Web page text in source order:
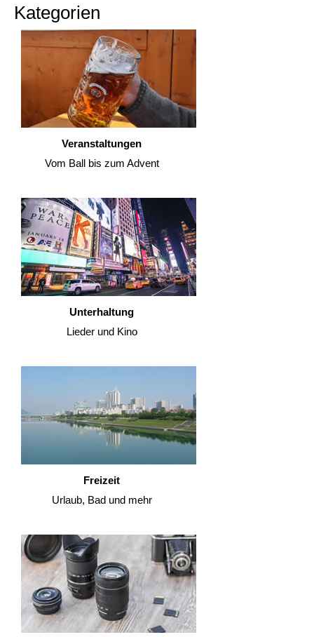
Kategorien
Veranstaltungen
Vom Ball bis zum Advent
Unterhaltung
Lieder und Kino
Freizeit
Urlaub, Bad und mehr